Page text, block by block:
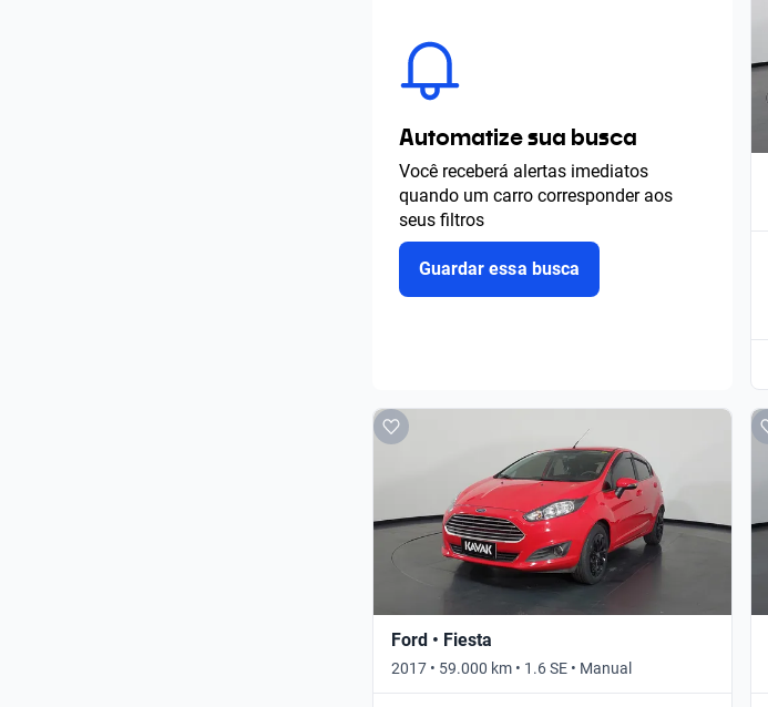
Automatize sua busca
Você receberá alertas imediatos
quando um carro corresponder aos
seus filtros
Guardar essa busca
Ford • Fiesta
2017 • 59.000 km • 1.6 SE • Manual